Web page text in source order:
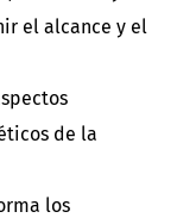
el alcance y el
de la
los